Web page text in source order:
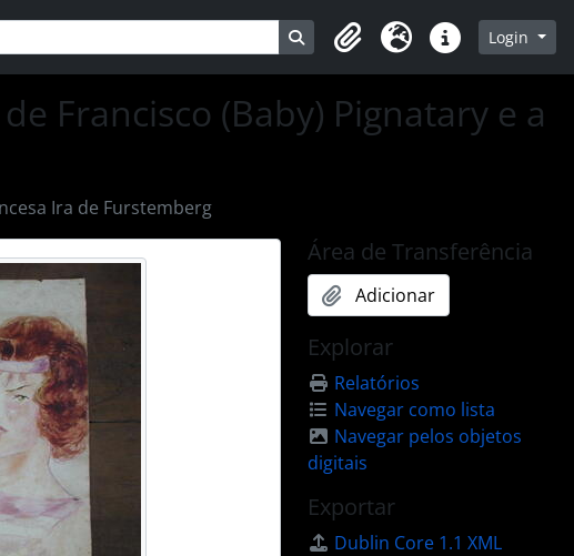
Busque na página de navegação
Clipboard
Idioma Atalhos Login
Francisco (Baby) Pignatary e a
Ira de Furstemberg
Área de Transferência
Adicionar
Explorar
Relatórios
Navegar como lista
Navegar pelos objetos
digitais
Exportar
Dublin Core 1.1 XML